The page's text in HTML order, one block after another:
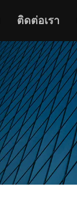
ติดต่อเรา